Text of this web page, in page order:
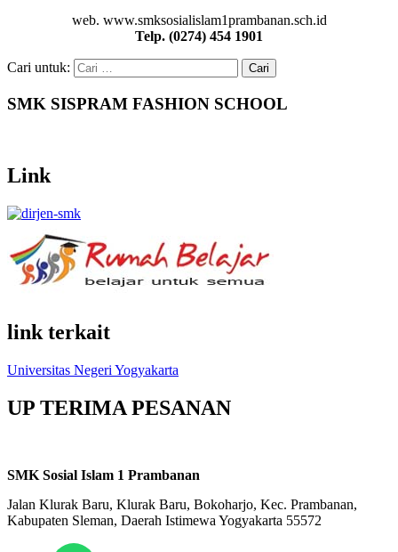
web. www.smksosialislam1prambanan.sch.id
Telp. (0274) 454 1901
Cari untuk:
SMK SISPRAM FASHION SCHOOL
Link
link terkait
Universitas Negeri Yogyakarta
UP TERIMA PESANAN
SMK Sosial Islam 1 Prambanan
Jalan Klurak Baru, Klurak Baru, Bokoharjo, Kec. Prambanan,
Kabupaten Sleman, Daerah Istimewa Yogyakarta 55572